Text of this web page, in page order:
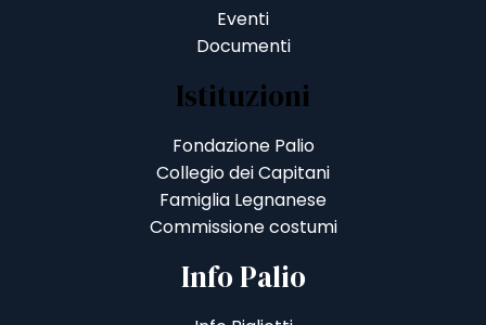
Eventi
Documenti
Istituzioni
Fondazione Palio
Collegio dei Capitani
Famiglia Legnanese
Commissione costumi
Info Palio